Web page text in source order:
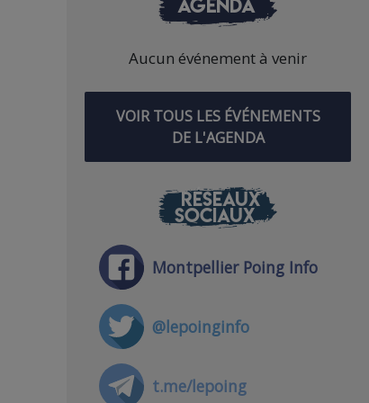
Aucun événement à venir
VOIR TOUS LES ÉVÉNEMENTS
DE L'AGENDA
RÉSEAUX
SOCIAUX
Montpellier Poing Info
@lepoinginfo
t.me/lepoing